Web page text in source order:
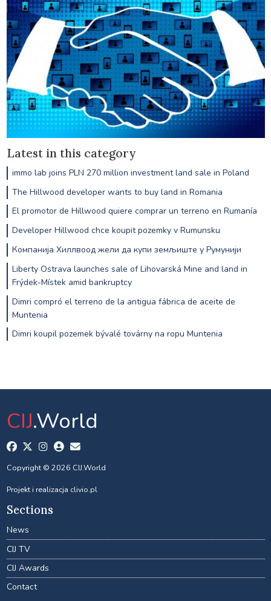
Latest in this category
immo lab joins PLN 270 million investment land sale in Poland
The Hillwood developer wants to buy land in Romania
El promotor de Hillwood quiere comprar un terreno en Rumanía
Developer Hillwood chce koupit pozemky v Rumunsku
Компанија Хиллвоод жели да купи земљиште у Румунији
Liberty Ostrava launches sale of Lihovarská Mine and land in
Frýdek-Místek amid bankruptcy
Dimri compró el terreno de la antigua fábrica de aceite de
Muntenia
Dimri koupil pozemek bývalé továrny na ropu Muntenia
CIJ.World
Copyright © 2026 CIJ.World
Projekt i realizacja clivio.pl
Sections
News
CIJ TV
CIJ Awards
Contact